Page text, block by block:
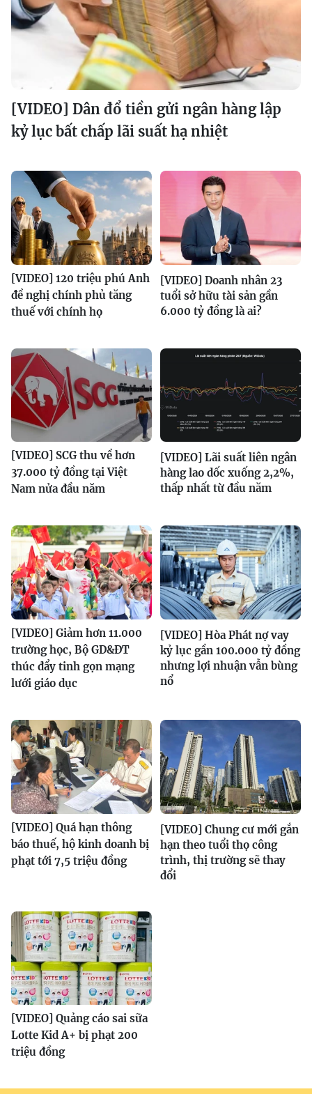
[VIDEO] Dân đổ tiền gửi ngân hàng lập
kỷ lục bất chấp lãi suất hạ nhiệt
[VIDEO] 120 triệu phú Anh
đề nghị chính phủ tăng
thuế với chính họ
[VIDEO] Doanh nhân 23
tuổi sở hữu tài sản gần
6.000 tỷ đồng là ai?
[VIDEO] SCG thu về hơn
37.000 tỷ đồng tại Việt
Nam nửa đầu năm
[VIDEO] Lãi suất liên ngân
hàng lao dốc xuống 2,2%,
thấp nhất từ đầu năm
[VIDEO] Giảm hơn 11.000
trường học, Bộ GD&ĐT
thúc đẩy tinh gọn mạng
lưới giáo dục
[VIDEO] Hòa Phát nợ vay
kỷ lục gần 100.000 tỷ đồng
nhưng lợi nhuận vẫn bùng
nổ
[VIDEO] Quá hạn thông
báo thuế, hộ kinh doanh bị
phạt tới 7,5 triệu đồng
[VIDEO] Chung cư mới gắn
hạn theo tuổi thọ công
trình, thị trường sẽ thay
đổi
[VIDEO] Quảng cáo sai sữa
Lotte Kid A+ bị phạt 200
triệu đồng